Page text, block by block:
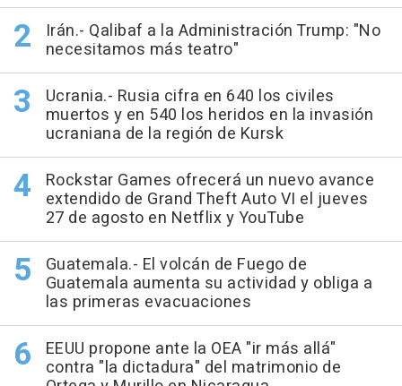
Irán.- Qalibaf a la Administración Trump: "No
necesitamos más teatro"
Ucrania.- Rusia cifra en 640 los civiles
muertos y en 540 los heridos en la invasión
ucraniana de la región de Kursk
Rockstar Games ofrecerá un nuevo avance
extendido de Grand Theft Auto VI el jueves
27 de agosto en Netflix y YouTube
Guatemala.- El volcán de Fuego de
Guatemala aumenta su actividad y obliga a
las primeras evacuaciones
EEUU propone ante la OEA "ir más allá"
contra "la dictadura" del matrimonio de